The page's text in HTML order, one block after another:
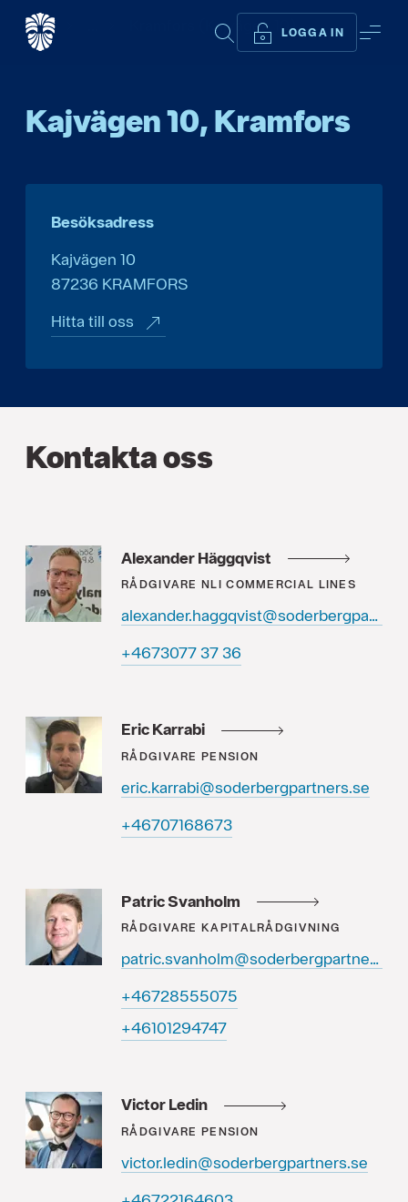
SÖK LOGGA IN
Start Kramfors (Kajvägen 10)
Kajvägen 10, Kramfors
Besöksadress
Kajvägen 10
87236 KRAMFORS
Hitta till oss
Kontakta oss
Alexander Häggqvist
RÅDGIVARE NLI COMMERCIAL LINES
alexander.haggqvist@soderbergpartners.se
63 73 7703764+
Eric Karrabi
RÅDGIVARE PENSION
eric.karrabi@soderbergpartners.se
37686170764+
Patric Svanholm
RÅDGIVARE KAPITALRÅDGIVNING
patric.svanholm@soderbergpartners.se
57055582764+
74749210164+
Victor Ledin
RÅDGIVARE PENSION
victor.ledin@soderbergpartners.se